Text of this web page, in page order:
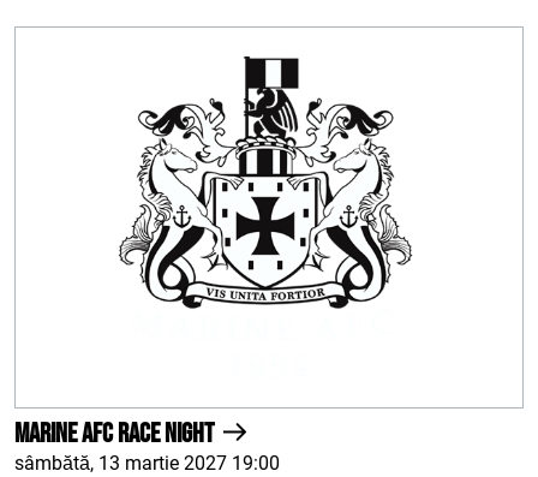
Marine AFC Race Night
sâmbătă, 13 martie 2027 19:00